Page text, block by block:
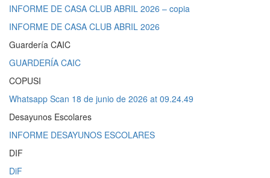
INFORME DE CASA CLUB ABRIL 2026 – copia
INFORME DE CASA CLUB ABRIL 2026
Guardería CAIC
GUARDERÍA CAIC
COPUSI
Whatsapp Scan 18 de junio de 2026 at 09.24.49
Desayunos Escolares
INFORME DESAYUNOS ESCOLARES
DIF
DiF